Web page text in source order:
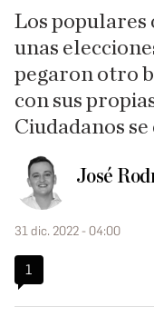
Los populares
unas
pegaron otro
con sus
Ciudadanos
José
31 dic. 2022 - 04:00
1